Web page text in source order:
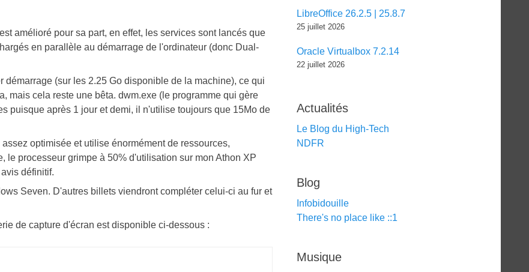
amélioré pour sa part, en effet, les services sont lancés que
en parallèle au démarrage de l'ordinateur (donc Dual-
(sur les 2.25 Go disponible de la machine), ce qui
mais cela reste une bêta. dwm.exe (le programme qui gère
puisque après 1 jour et demi, il n'utilise toujours que 15Mo de
optimisée et utilise énormément de ressources,
le processeur grimpe à 50% d'utilisation sur mon Athon XP
définitif.
Seven. D'autres billets viendront compléter celui-ci au fur et
de capture d'écran est disponible ci-dessous :
LibreOffice 26.2.5 | 25.8.7
25 juillet 2026
Oracle Virtualbox 7.2.14
22 juillet 2026
Actualités
Le Blog du High-Tech
NDFR
Blog
Infobidouille
There's no place like ::1
Musique